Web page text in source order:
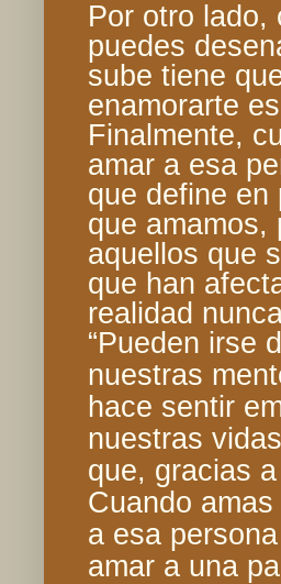
Por otro lado,
puedes
sube tiene
enamorarte
Finalmente,
amar a esa
que define en
que amamos,
aquellos que
que han
realidad
“Pueden irse
nuestras
hace sentir
nuestras
que, gracias
Cuando
a esa
amar a una